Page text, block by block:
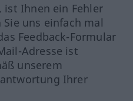
ist Ihnen ein Fehler
uns einfach mal
Feedback-Formular
Adresse ist
unserem
Ihrer